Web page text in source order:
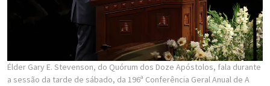
Élder Gary E. Stevenson, do Quórum dos Doze Apóstolos, fala durante
a sessão da tarde de sábado, da 196ª Conferência Geral Anual de A